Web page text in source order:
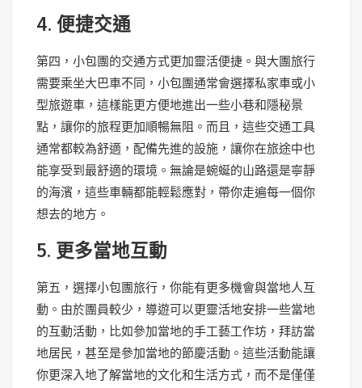
4. 便捷交通
第四，小包團的交通方式更加靈活便捷。與大團旅行
需要乘坐大巴車不同，小包團通常會選擇私家車或小
型旅遊車，這樣能更方便地進出一些小巷和隱秘景
點，讓你的旅程更加順暢無阻。而且，這些交通工具
通常都較為舒適，配備先進的設施，讓你在旅途中也
能享受到最舒適的環境。無論是蜿蜒的山路還是寧靜
的海濱，這些車輛都能輕鬆應對，帶你走遍每一個你
想去的地方。
5. 更多當地互動
第五，選擇小包團旅行，你能有更多機會與當地人互
動。由於團員較少，導遊可以更靈活地安排一些當地
的互動活動，比如參加當地的手工藝工作坊，拜訪當
地居民，甚至是參加當地的節慶活動。這些活動能讓
你更深入地了解當地的文化和生活方式，而不是僅僅